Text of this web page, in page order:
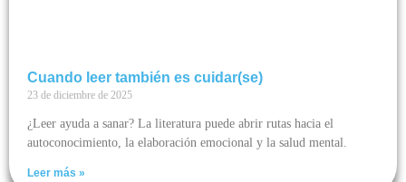
Cuando leer también es cuidar(se)
23 de diciembre de 2025
¿Leer ayuda a sanar? La literatura puede abrir rutas hacia el
autoconocimiento, la elaboración emocional y la salud mental.
Leer más »